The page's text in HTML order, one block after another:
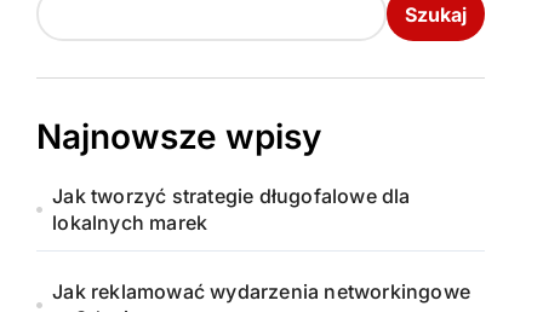
Szukaj
Najnowsze wpisy
Jak tworzyć strategie długofalowe dla
lokalnych marek
Jak reklamować wydarzenia networkingowe